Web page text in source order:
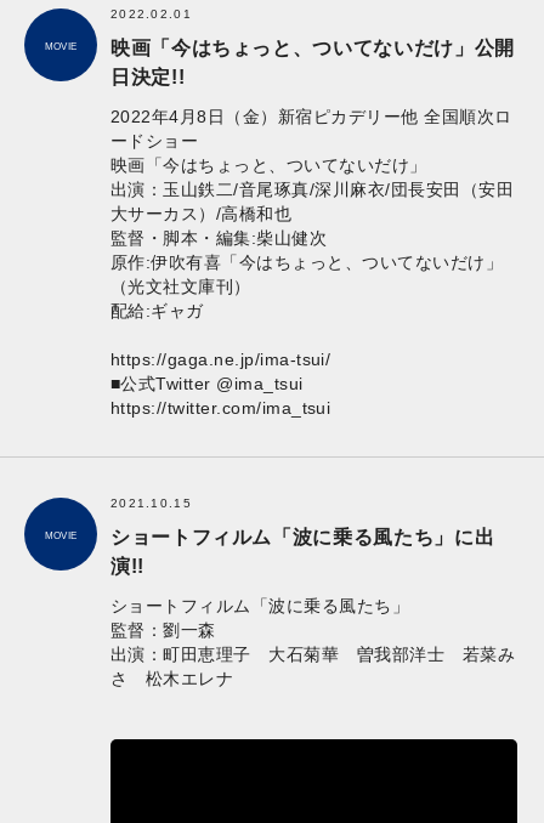
MOVIE
2022.02.01
映画「今はちょっと、ついてないだけ」公開
日決定!!
2022年4月8日（金）新宿ピカデリー他 全国順次ロ
ードショー
映画「今はちょっと、ついてないだけ」
出演：玉山鉄二/音尾琢真/深川麻衣/団長安田（安田
大サーカス）/高橋和也
監督・脚本・編集:柴山健次
原作:伊吹有喜「今はちょっと、ついてないだけ」
（光文社文庫刊）
配給:ギャガ
https://gaga.ne.jp/ima-tsui/
■公式Twitter @ima_tsui
https://twitter.com/ima_tsui
MOVIE
2021.10.15
ショートフィルム「波に乗る風たち」に出
演!!
ショートフィルム「波に乗る風たち」
監督：劉一森
出演：町田恵理子 大石菊華 曽我部洋士 若菜み
さ 松木エレナ